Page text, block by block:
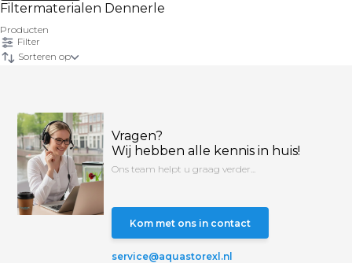
Filtermaterialen Dennerle
Producten
Filter
Sorteren op
Vragen?
Wij hebben alle kennis in huis!
Ons team helpt u graag verder...
Kom met ons in contact
service@aquastorexl.nl